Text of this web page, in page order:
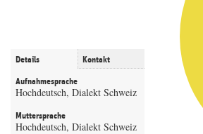
Details Kontakt
Aufnahmesprache
Hochdeutsch, Dialekt Schweiz
Muttersprache
Hochdeutsch, Dialekt Schweiz